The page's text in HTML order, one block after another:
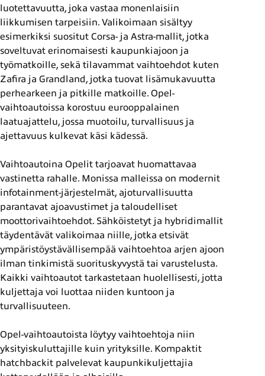
luotettavuutta, joka vastaa monenlaisiin
liikkumisen tarpeisiin. Valikoimaan sisältyy
esimerkiksi suositut Corsa- ja Astra-mallit, jotka
soveltuvat erinomaisesti kaupunkiajoon ja
työmatkoille, sekä tilavammat vaihtoehdot kuten
Zafira ja Grandland, jotka tuovat lisämukavuutta
perhearkeen ja pitkille matkoille. Opel-
vaihtoautoissa korostuu eurooppalainen
laatuajattelu, jossa muotoilu, turvallisuus ja
ajettavuus kulkevat käsi kädessä.
Vaihtoautoina Opelit tarjoavat huomattavaa
vastinetta rahalle. Monissa malleissa on modernit
infotainment-järjestelmät, ajoturvallisuutta
parantavat ajoavustimet ja taloudelliset
moottorivaihtoehdot. Sähköistetyt ja hybridimallit
täydentävät valikoimaa niille, jotka etsivät
ympäristöystävällisempää vaihtoehtoa arjen ajoon
ilman tinkimistä suorituskyvystä tai varustelusta.
Kaikki vaihtoautot tarkastetaan huolellisesti, jotta
kuljettaja voi luottaa niiden kuntoon ja
turvallisuuteen.
Opel-vaihtoautoista löytyy vaihtoehtoja niin
yksityiskuluttajille kuin yrityksille. Kompaktit
hatchbackit palvelevat kaupunkikuljettajia